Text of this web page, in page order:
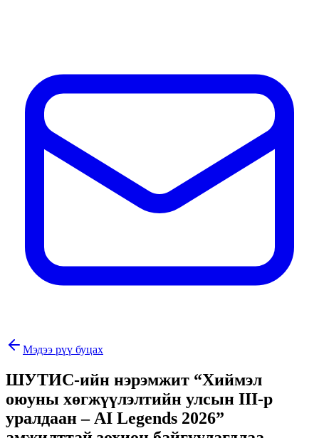
Мэдээ рүү буцах
ШУТИС-ийн нэрэмжит “Хиймэл
оюуны хөгжүүлэлтийн улсын III-р
уралдаан – AI Legends 2026”